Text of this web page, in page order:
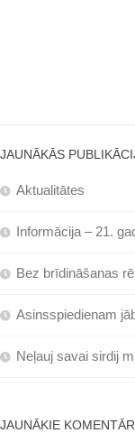
JAUNĀKĀS
Aktualitātes
Informācija – 21.
Bez brīdināšanas
Asinsspiedienam
Neļauj savai sirdij
JAUNĀKIE